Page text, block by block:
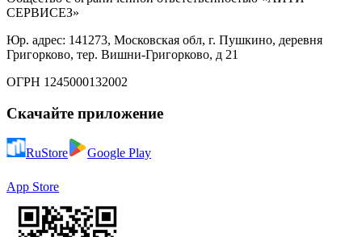
СЕРВИСЕЗ»
Юр. адрес: 141273, Московская обл, г. Пушкино, деревня
Григорково, тер. Вишни-Григорково, д 21
ОГРН 1245000132002
Скачайте приложение
RuStore Google Play
App Store